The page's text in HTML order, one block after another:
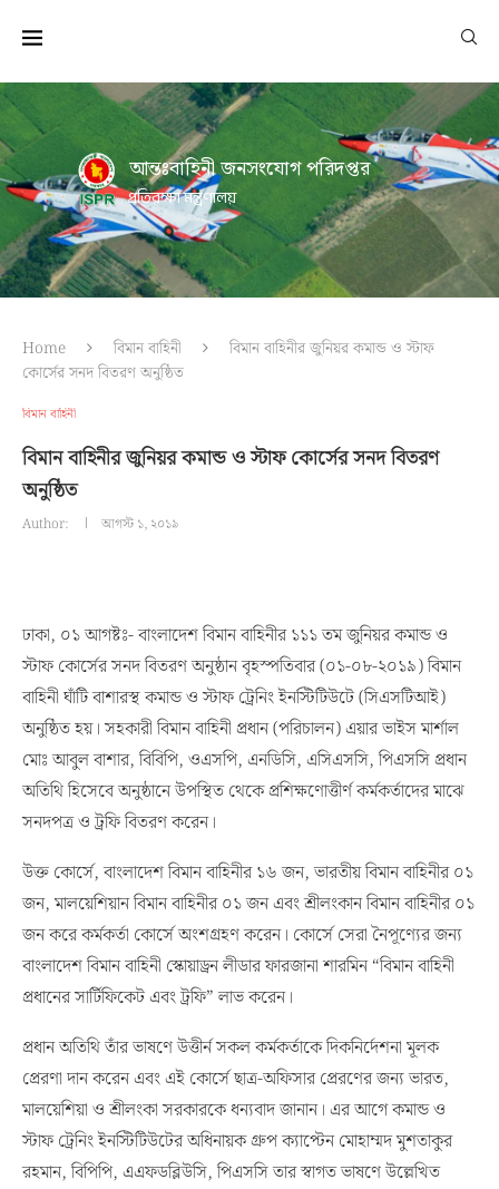
আন্তঃবাহিনী জনসংযোগ পরিদপ্তর
প্রতিরক্ষা মন্ত্রণালয়
Home বিমান বাহিনী
বিমান বাহিনীর জুনিয়র কমান্ড ও স্টাফ
কোর্সের সনদ বিতরণ অনুষ্ঠিত
বিমান বাহিনী
বিমান বাহিনীর জুনিয়র কমান্ড ও স্টাফ কোর্সের সনদ বিতরণ
অনুষ্ঠিত
Author: আগস্ট ১, ২০১৯
ঢাকা, ০১ আগষ্টঃ- বাংলাদেশ বিমান বাহিনীর ১১১ তম জুনিয়র কমান্ড ও
স্টাফ কোর্সের সনদ বিতরণ অনুষ্ঠান বৃহস্পতিবার (০১-০৮-২০১৯) বিমান
বাহিনী ঘাঁটি বাশারস্থ কমান্ড ও স্টাফ ট্রেনিং ইনস্টিটিউটে (সিএসটিআই)
অনুষ্ঠিত হয়। সহকারী বিমান বাহিনী প্রধান (পরিচালন) এয়ার ভাইস মার্শাল
মোঃ আবুল বাশার, বিবিপি, ওএসপি, এনডিসি, এসিএসসি, পিএসসি প্রধান
অতিথি হিসেবে অনুষ্ঠানে উপস্থিত থেকে প্রশিক্ষণোত্তীর্ণ কর্মকর্তাদের মাঝে
সনদপত্র ও ট্রফি বিতরণ করেন।
উক্ত কোর্সে, বাংলাদেশ বিমান বাহিনীর ১৬ জন, ভারতীয় বিমান বাহিনীর ০১
জন, মালয়েশিয়ান বিমান বাহিনীর ০১ জন এবং শ্রীলংকান বিমান বাহিনীর ০১
জন করে কর্মকর্তা কোর্সে অংশগ্রহণ করেন। কোর্সে সেরা নৈপূণ্যের জন্য
বাংলাদেশ বিমান বাহিনী স্কোয়াড্রন লীডার ফারজানা শারমিন “বিমান বাহিনী
প্রধানের সার্টিফিকেট এবং ট্রফি” লাভ করেন।
প্রধান অতিথি তাঁর ভাষণে উত্তীর্ন সকল কর্মকর্তাকে দিকনির্দেশনা মূলক
প্রেরণা দান করেন এবং এই কোর্সে ছাত্র-অফিসার প্রেরণের জন্য ভারত,
মালয়েশিয়া ও শ্রীলংকা সরকারকে ধন্যবাদ জানান। এর আগে কমান্ড ও
স্টাফ ট্রেনিং ইনস্টিটিউটের অধিনায়ক গ্রুপ ক্যাপ্টেন মোহাম্মদ মুশতাকুর
রহমান, বিপিপি, এএফডব্লিউসি, পিএসসি তার স্বাগত ভাষণে উল্লেখিত